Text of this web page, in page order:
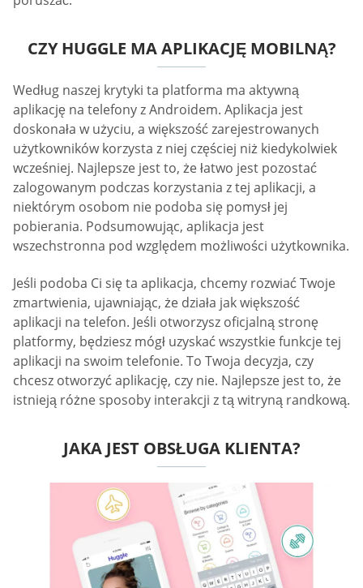
CZY HUGGLE MA APLIKACJĘ MOBILNĄ?
Według naszej krytyki ta platforma ma aktywną
aplikację na telefony z Androidem. Aplikacja jest
doskonała w użyciu, a większość zarejestrowanych
użytkowników korzysta z niej częściej niż kiedykolwiek
wcześniej. Najlepsze jest to, że łatwo jest pozostać
zalogowanym podczas korzystania z tej aplikacji, a
niektórym osobom nie podoba się pomysł jej
pobierania. Podsumowując, aplikacja jest
wszechstronna pod względem możliwości użytkownika.
Jeśli podoba Ci się ta aplikacja, chcemy rozwiać Twoje
zmartwienia, ujawniając, że działa jak większość
aplikacji na telefon. Jeśli otworzysz oficjalną stronę
platformy, będziesz mógł uzyskać wszystkie funkcje tej
aplikacji na swoim telefonie. To Twoja decyzja, czy
chcesz otworzyć aplikację, czy nie. Najlepsze jest to, że
istnieją różne sposoby interakcji z tą witryną randkową.
JAKA JEST OBSŁUGA KLIENTA?